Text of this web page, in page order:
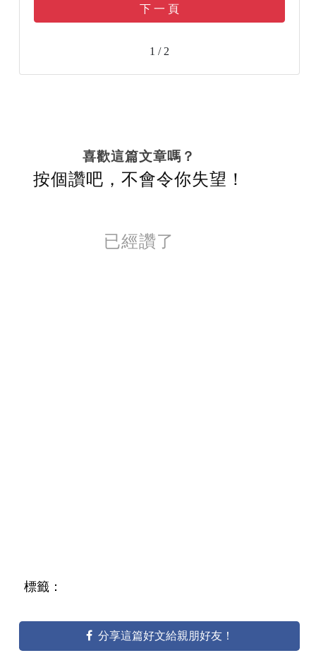
下 一 頁
1 / 2
喜歡這篇文章嗎？
按個讚吧，不會令你失望！
已經讚了
標籤：
分享這篇好文給親朋好友！